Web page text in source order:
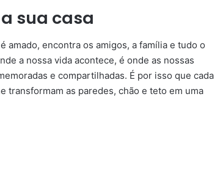
sua casa
amado, encontra os amigos, a família e tudo o
a nossa vida acontece, é onde as nossas
e compartilhadas. É por isso que cada
transformam as paredes, chão e teto em uma